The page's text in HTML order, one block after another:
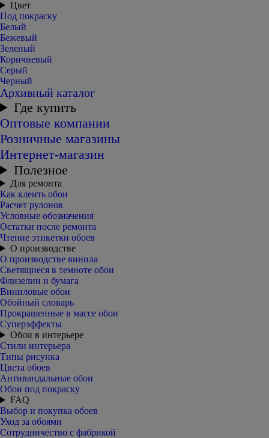
Цвет
Под покраску
Белый
Бежевый
Зеленый
Коричневый
Серый
Черный
Архивный каталог
Где купить
Оптовые компании
Розничные магазины
Интернет-магазин
Полезное
Для ремонта
Как клеить обои
Расчет рулонов
Условные обозначения
Остатки после ремонта
Чтение этикетки обоев
О производстве
О производстве винила
Светящиеся в темноте обои
Флизелин и бумага
Виниловые обои
Обойный словарь
Прокрашенные в массе обои
Суперэффекты
Обои в интерьере
Стили интерьера
Типы рисунка
Цвета обоев
Антивандальные обои
Обои под покраску
FAQ
Выбор и покупка обоев
Уход за обоями
Сотрудничество с фабрикой